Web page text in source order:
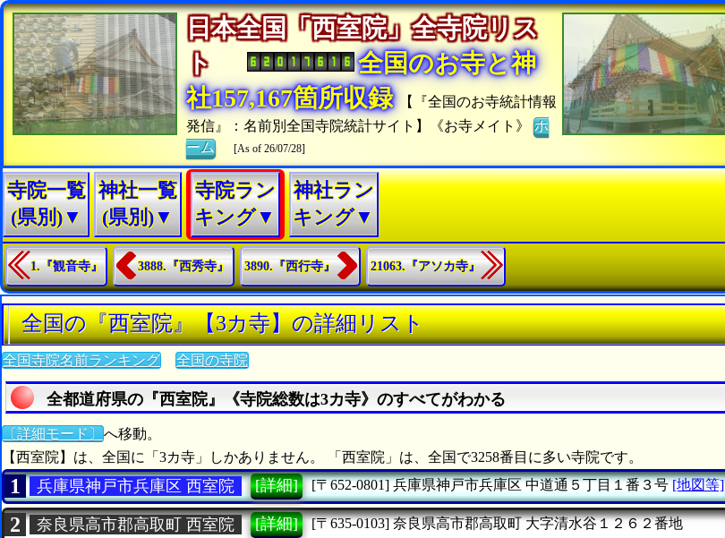
日本全国「西室院」全寺院リス
ト
全国のお寺と神
社157,167箇所収録
【『全国のお寺統計情報
発信』：名前別全国寺院統計サイト】《お寺メイト》ホ
ーム
[As of 26/07/28]
寺院一覧
(県別)▼
神社一覧
(県別)▼
寺院ラン
キング▼
神社ラン
キング▼
1.『観音寺』 3888.『西秀寺』 3890.『西行寺』 21063.『アソカ寺』
全国の『西室院』【3カ寺】の詳細リスト
全国寺院名前ランキング 全国の寺院
全都道府県の『西室院』《寺院総数は3カ寺》のすべてがわかる
〔詳細モード〕 へ移動。
【西室院】は、全国に「3カ寺」しかありません。 「西室院」は、全国で3258番目に多い寺院です。
1 兵庫県神戸市兵庫区 西室院 [詳細] [〒652-0801] 兵庫県神戸市兵庫区中道通５丁目１番３号 [地図等]
2 奈良県高市郡高取町 西室院 [詳細] [〒635-0103] 奈良県高市郡高取町大字清水谷１２６２番地